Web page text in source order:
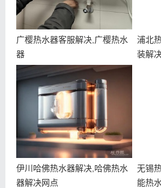
广樱热水器客服解决,广樱热水
器
浦北
装解
伊川哈佛热水器解决,哈佛热水
器解决网点
无锡
能热